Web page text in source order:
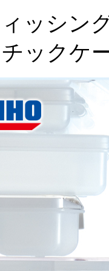
ッシン
ックケ